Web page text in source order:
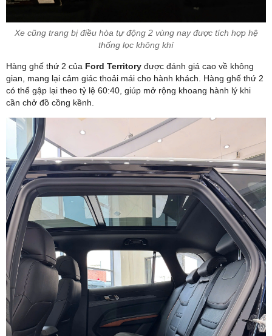
Xe cũng trang bị điều hòa tự động 2 vùng nay được tích hợp hệ
thống lọc không khí
Hàng ghế thứ 2 của Ford Territory được đánh giá cao về không
gian, mang lại cảm giác thoải mái cho hành khách. Hàng ghế thứ 2
có thể gập lại theo tỷ lệ 60:40, giúp mở rộng khoang hành lý khi
cần chở đồ cồng kềnh.